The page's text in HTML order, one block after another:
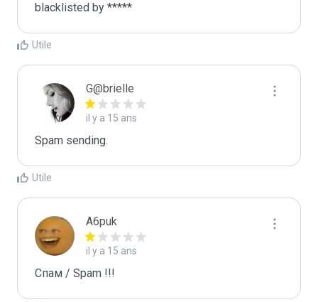
blacklisted by *****
Utile
G@brielle
il y a 15 ans
Spam sending.
Utile
A6puk
il y a 15 ans
Спам / Spam !!!